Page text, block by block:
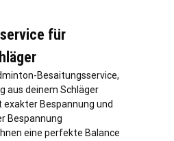
für
Besaitungsservice,
aus deinem Schläger
exakter Bespannung und
Bespannung
eine perfekte Balance